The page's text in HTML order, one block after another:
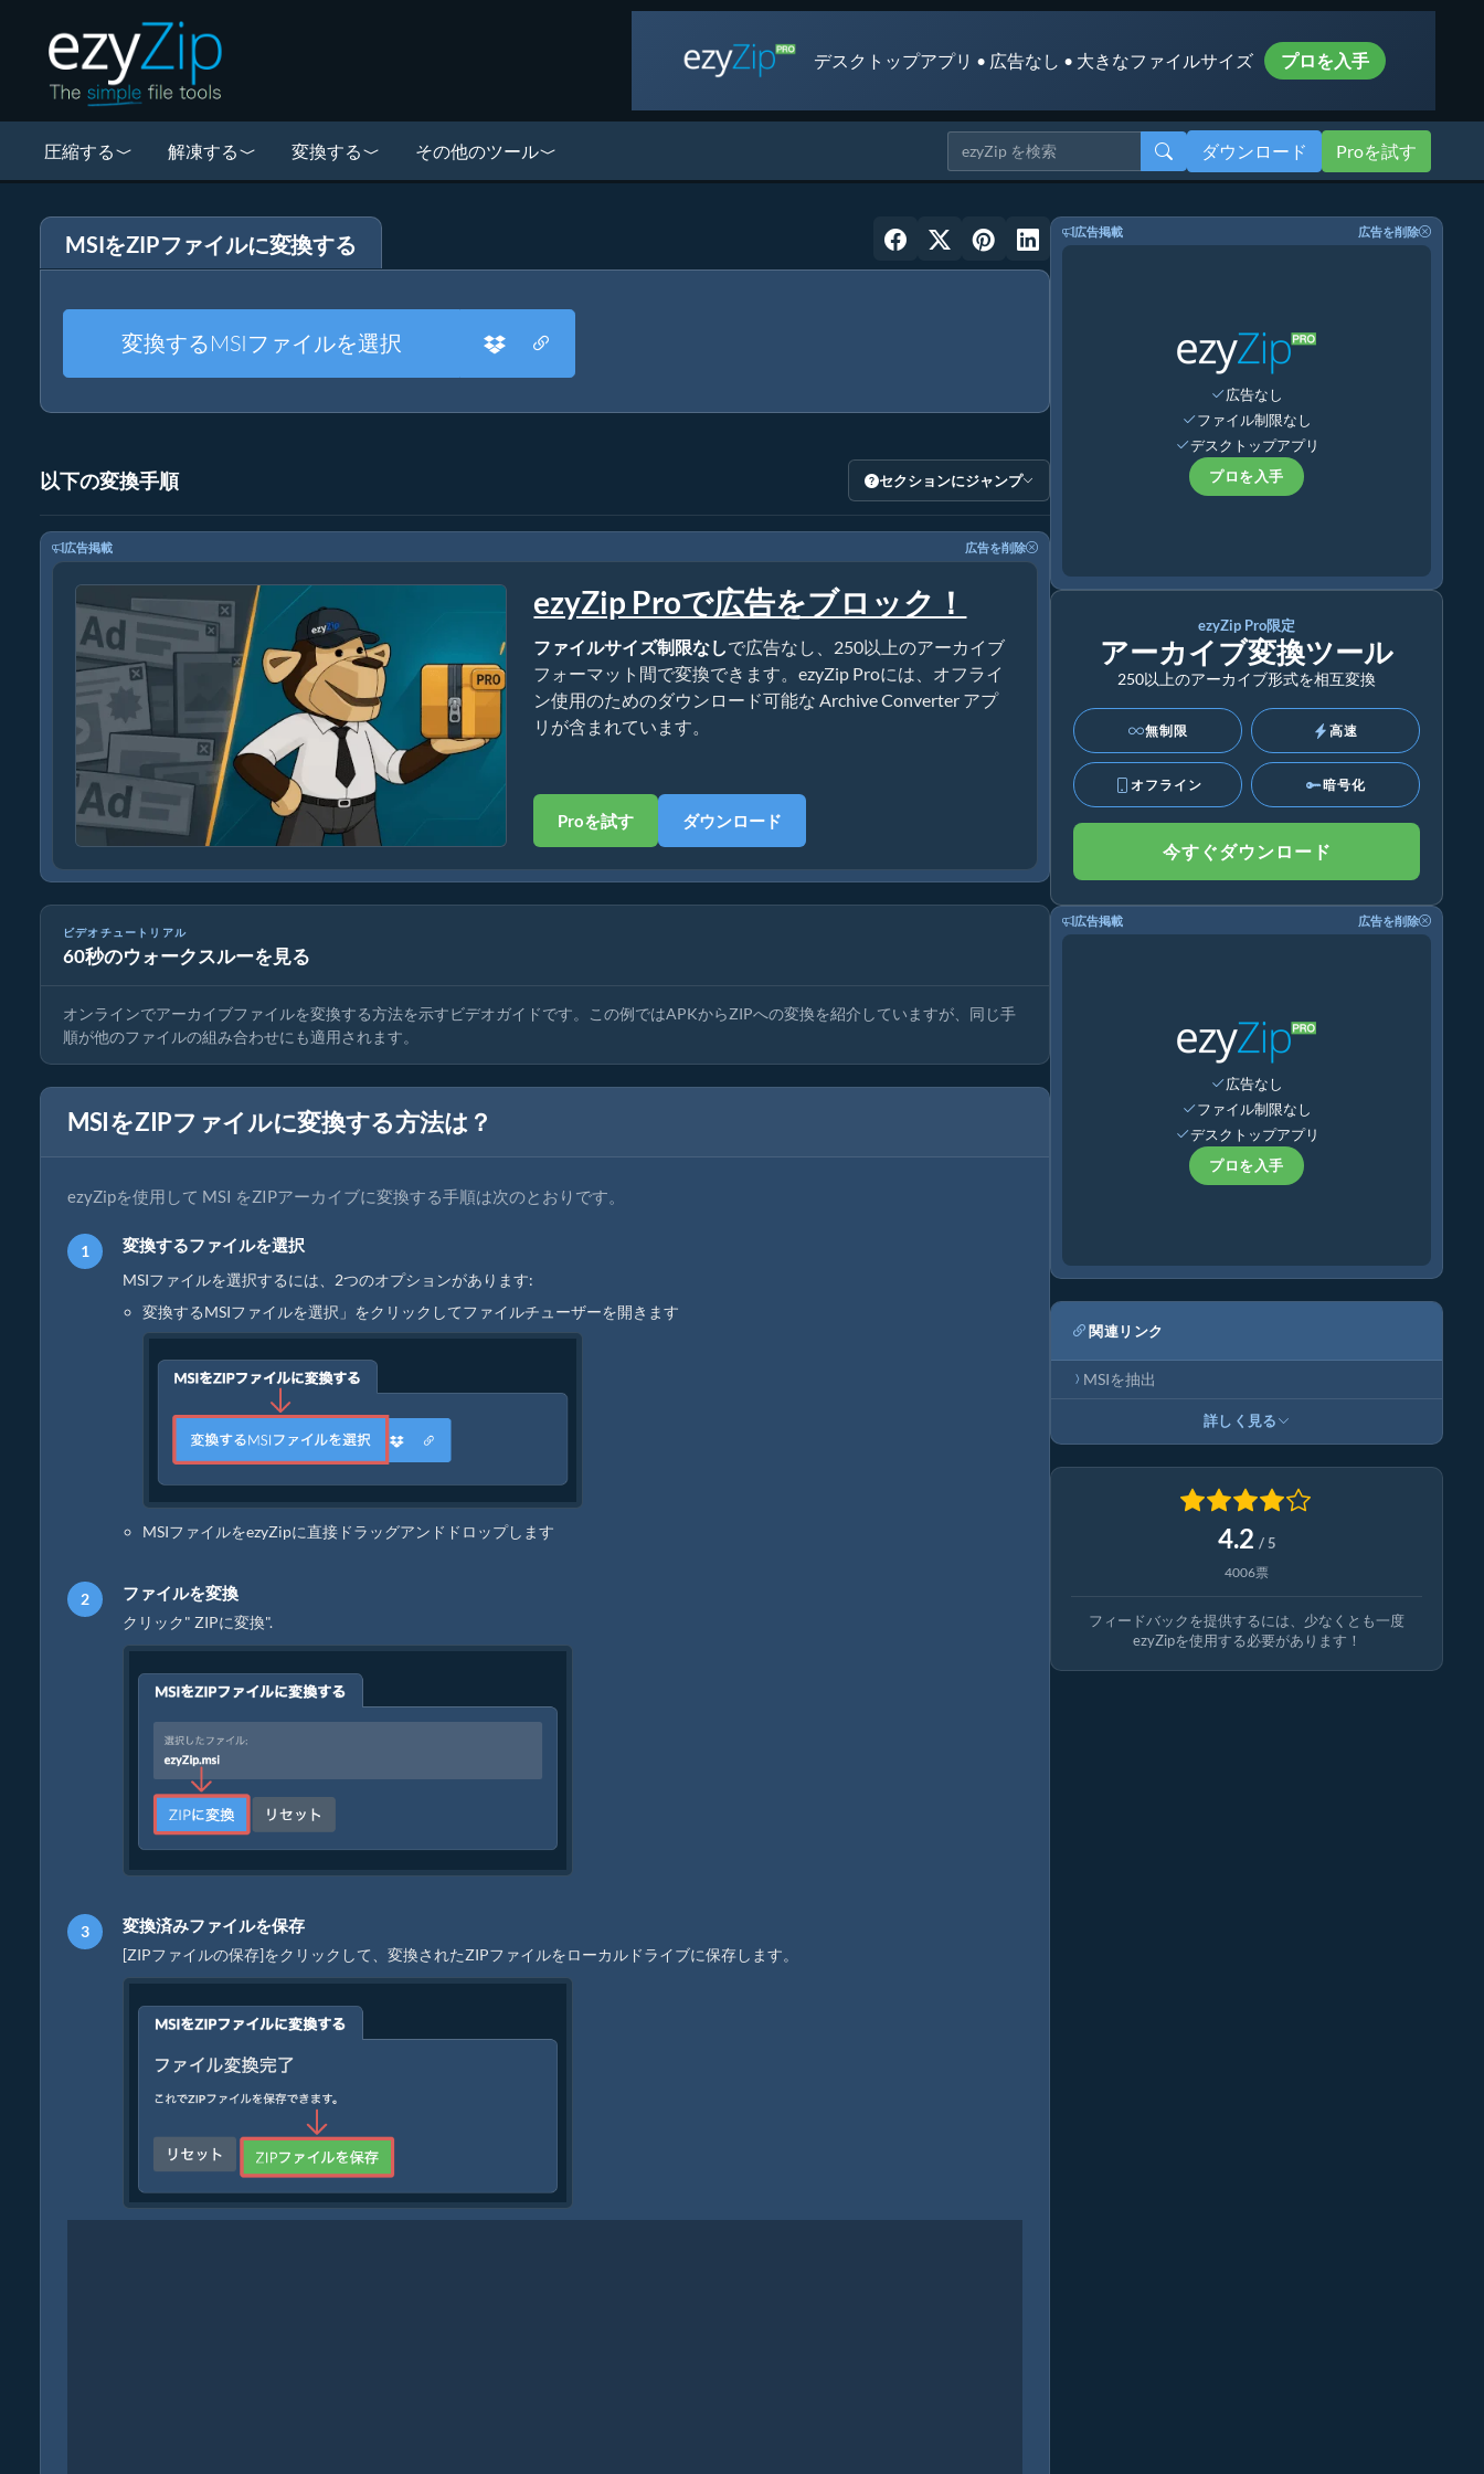
デスクトップアプリ • 広告なし • 大きなファイルサイズ プロを入手
圧縮する 解凍する 変換する その他のツール ダウンロード Proを試す
MSIをZIPファイルに変換する
変換するMSIファイルを選択
以下の変換手順 セクションにジャンプ
広告掲載 広告を削除
ezyZip Proで広告をブロック！
ファイルサイズ制限なしで広告なし、250以上のアーカイブ
フォーマット間で変換できます。ezyZip Proには、オフライ
ン使用のためのダウンロード可能な Archive Converter アプ
リが含まれています。
Proを試す ダウンロード
ビデオチュートリアル
60秒のウォークスルーを見る
ezyZipを使ったアーカイブファイルの変換方法
オンラインでアーカイブファイルを変換する方法を示すビデオガイドです。この例ではAPKからZIPへの変換を紹介していますが、同じ手
順が他のファイルの組み合わせにも適用されます。
MSIをZIPファイルに変換する方法は？
ezyZipを使用して MSI をZIPアーカイブに変換する手順は次のとおりです。
変換するファイルを選択
MSIファイルを選択するには、2つのオプションがあります:
変換するMSIファイルを選択」をクリックしてファイルチューザーを開きます
MSIファイルをezyZipに直接ドラッグアンドドロップします
ファイルを変換
クリック" ZIPに変換".
変換済みファイルを保存
[ZIPファイルの保存]をクリックして、変換されたZIPファイルをローカルドライブに保存します。
広告掲載 広告を削除
広告なし
ファイル制限なし
デスクトップアプリ
プロを入手
ezyZip Pro限定
アーカイブ変換ツール
250以上のアーカイブ形式を相互変換
無制限 高速
オフライン 暗号化
今すぐダウンロード
広告掲載 広告を削除
広告なし
ファイル制限なし
デスクトップアプリ
プロを入手
関連リンク
MSIを抽出
詳しく見る
4.2 / 5
4006票
フィードバックを提供するには、少なくとも一度
ezyZipを使用する必要があります！